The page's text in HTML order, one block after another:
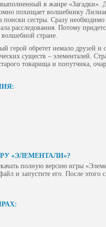
в жанре «Загадки».
похищает волшебнику
поиски сестры. Сразу
расследования. Потому
стране.
герой обретет немало друзей
существ – элементалей.
товарища и попутчика,
«ЭЛЕМЕНТАЛИ»?
полную версию игры
и запустите его. После этого